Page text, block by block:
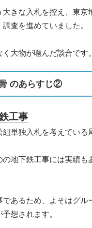
大きな入札を控え、東京
査を進めていました。
大物が噛んだ談合です。
骨 のあらすじ②
工事
単独入札を考えている
の地下鉄工事には実績も
であるため、よそはグル
想されます。